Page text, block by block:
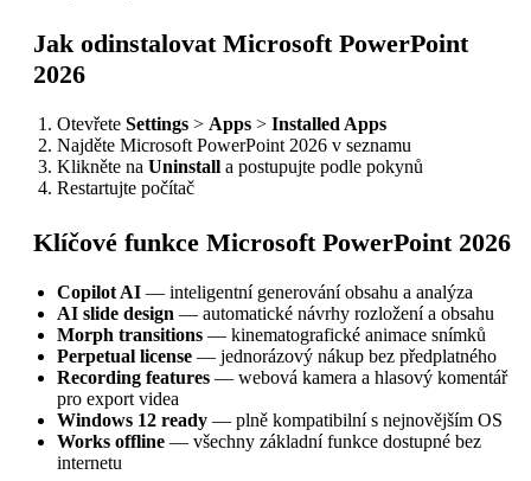
Jak odinstalovat Microsoft PowerPoint
2026
Otevřete Settings > Apps > Installed Apps
Najděte Microsoft PowerPoint 2026 v seznamu
Klikněte na Uninstall a postupujte podle pokynů
Restartujte počítač
Klíčové funkce Microsoft PowerPoint 2026
Copilot AI — inteligentní generování obsahu a analýza
AI slide design — automatické návrhy rozložení a obsahu
Morph transitions — kinematografické animace snímků
Perpetual license — jednorázový nákup bez předplatného
Recording features — webová kamera a hlasový komentář
pro export videa
Windows 12 ready — plně kompatibilní s nejnovějším OS
Works offline — všechny základní funkce dostupné bez
internetu